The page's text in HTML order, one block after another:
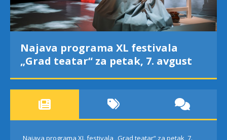
Najava programa XL festivala
„Grad teatar“ za petak, 7. avgust
Najava programa XL festivala „Grad teatar“ za petak, 7.